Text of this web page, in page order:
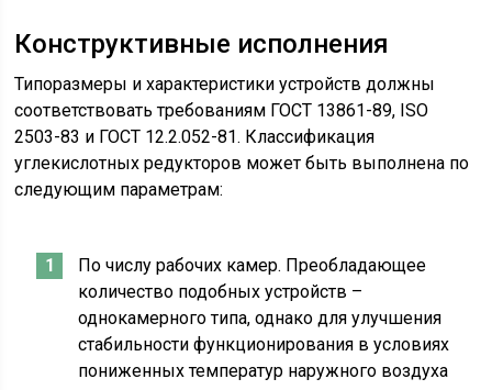
Конструктивные исполнения
Типоразмеры и характеристики устройств должны
соответствовать требованиям ГОСТ 13861-89, ISО
2503-83 и ГОСТ 12.2.052-81. Классификация
углекислотных редукторов может быть выполнена по
следующим параметрам:
По числу рабочих камер. Преобладающее
количество подобных устройств –
однокамерного типа, однако для улучшения
стабильности функционирования в условиях
пониженных температур наружного воздуха